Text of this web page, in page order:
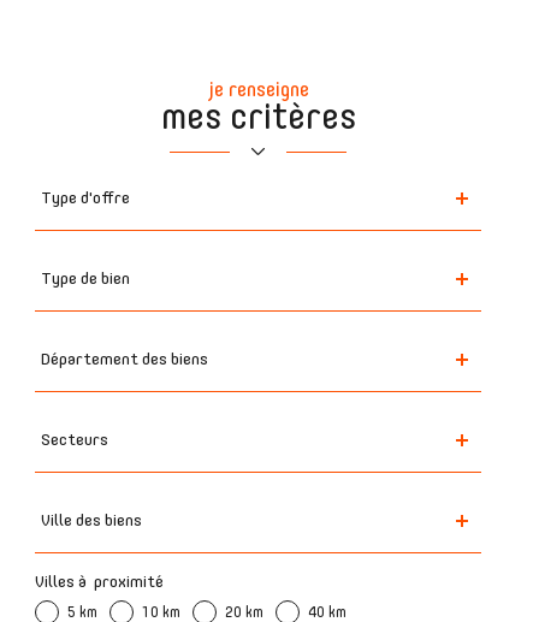
je renseigne
mes critères
d'offre
Type d'offre
de
bien
Type de bien
des
biens
Département des biens
Secteurs
des
biens
Ville des biens
Villes à proximité
5 km 10 km 20 km 40 km